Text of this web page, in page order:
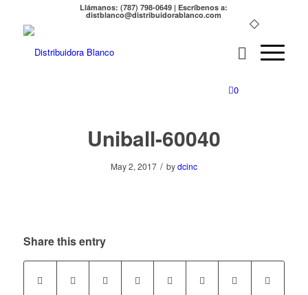
Llámanos: (787) 798-0649 | Escríbenos a:
distblanco@distribuidorablanco.com
0
Uniball-60040
May 2, 2017 / bydcinc
Share this entry